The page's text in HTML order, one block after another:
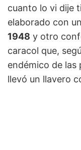
cuanto lo vi dije
elaborado con
1948 y otro
caracol que,
endémico de las
llevó un llavero